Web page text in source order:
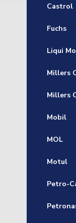
Castrol
Fuchs
Liqui
Millers
Millers
Mobil
MOL
Motul
Petro-